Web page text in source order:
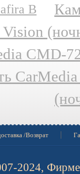
B
CMD-
/Возврат
2024,